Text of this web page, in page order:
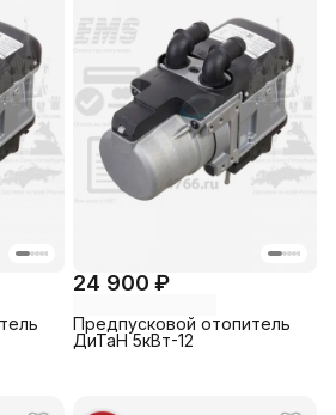
24 900 ₽
Предпусковой отопитель
ДиТаН 5кВт-12